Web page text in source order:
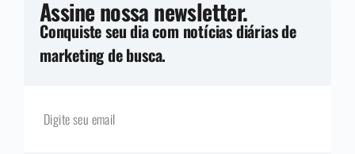
Assine nossa newsletter.
Conquiste seu dia com notícias diárias de
marketing de busca.